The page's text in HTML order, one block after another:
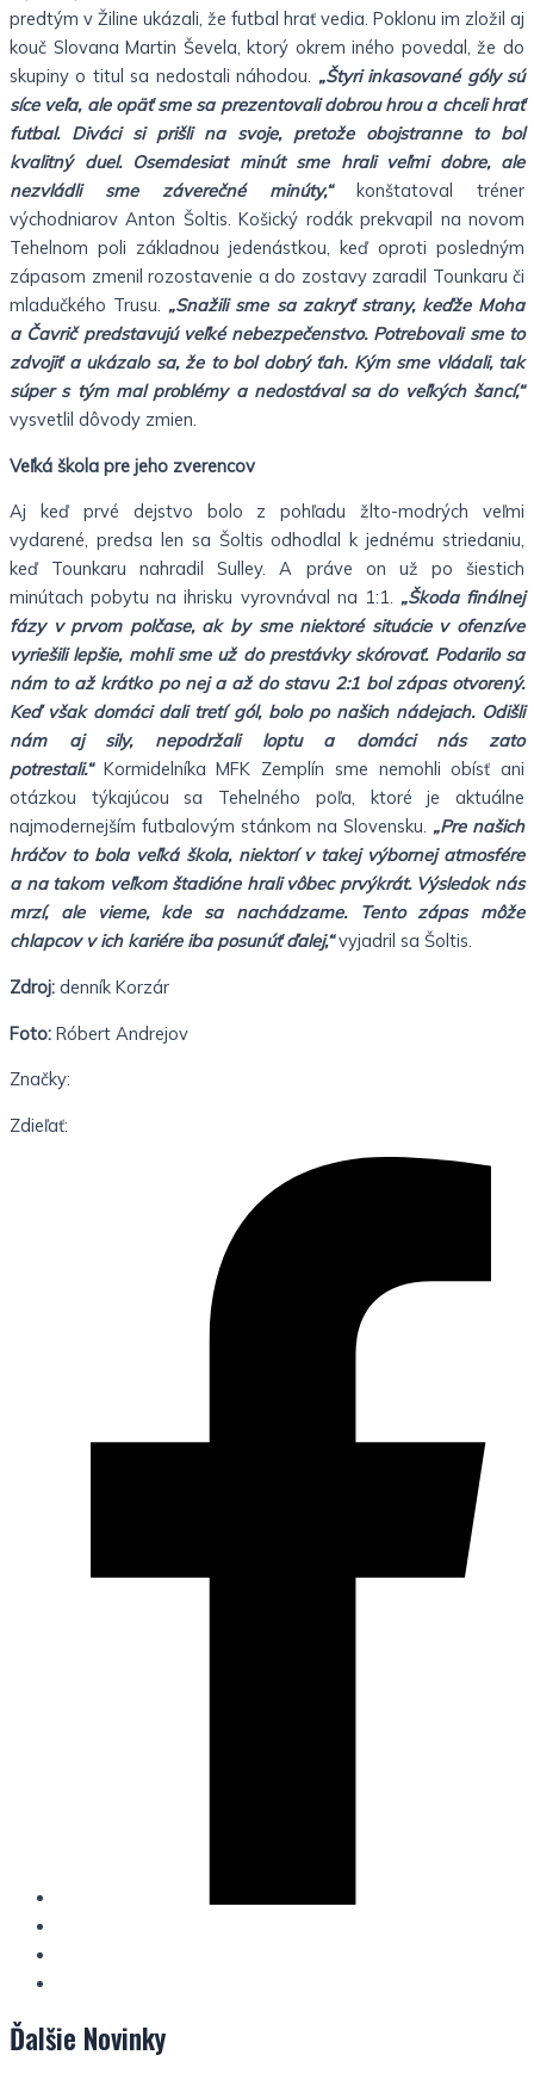
predtým v Žiline ukázali, že futbal hrať vedia. Poklonu im zložil aj
kouč Slovana Martin Ševela, ktorý okrem iného povedal, že do
skupiny o titul sa nedostali náhodou. „Štyri inkasované góly sú
síce veľa, ale opäť sme sa prezentovali dobrou hrou a chceli hrať
futbal. Diváci si prišli na svoje, pretože obojstranne to bol
kvalitný duel. Osemdesiat minút sme hrali veľmi dobre, ale
nezvládli sme záverečné minúty,“konštatoval tréner
východniarov Anton Šoltis. Košický rodák prekvapil na novom
Tehelnom poli základnou jedenástkou, keď oproti posledným
zápasom zmenil rozostavenie a do zostavy zaradil Tounkaru či
mladučkého Trusu. „Snažili sme sa zakryť strany, keďže Moha
a Čavrič predstavujú veľké nebezpečenstvo. Potrebovali sme to
zdvojiť a ukázalo sa, že to bol dobrý ťah. Kým sme vládali, tak
súper s tým mal problémy a nedostával sa do veľkých šancí,“
vysvetlil dôvody zmien.
Veľká škola pre jeho zverencov
Aj keď prvé dejstvo bolo z pohľadu žlto-modrých veľmi
vydarené, predsa len sa Šoltis odhodlal k jednému striedaniu,
keď Tounkaru nahradil Sulley. A práve on už po šiestich
minútach pobytu na ihrisku vyrovnával na 1:1. „Škoda finálnej
fázy v prvom polčase, ak by sme niektoré situácie v ofenzíve
vyriešili lepšie, mohli sme už do prestávky skórovať. Podarilo sa
nám to až krátko po nej a až do stavu 2:1 bol zápas otvorený.
Keď však domáci dali tretí gól, bolo po našich nádejach. Odišli
nám aj sily, nepodržali loptu a domáci nás zato
potrestali.“ Kormidelníka MFK Zemplín sme nemohli obísť ani
otázkou týkajúcou sa Tehelného poľa, ktoré je aktuálne
najmodernejším futbalovým stánkom na Slovensku. „Pre našich
hráčov to bola veľká škola, niektorí v takej výbornej atmosfére
a na takom veľkom štadióne hrali vôbec prvýkrát. Výsledok nás
mrzí, ale vieme, kde sa nachádzame. Tento zápas môže
chlapcov v ich kariére iba posunúť ďalej,“vyjadril sa Šoltis.
Zdroj: denník Korzár
Foto: Róbert Andrejov
Značky:
Zdieľať:
Ďalšie Novinky